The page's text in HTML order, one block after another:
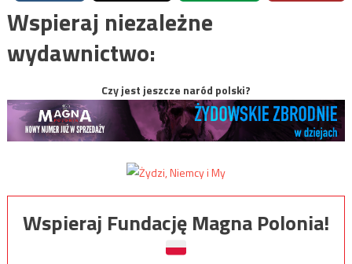
Wspieraj niezależne
wydawnictwo:
Czy jest jeszcze naród polski?
Wspieraj Fundację Magna Polonia!